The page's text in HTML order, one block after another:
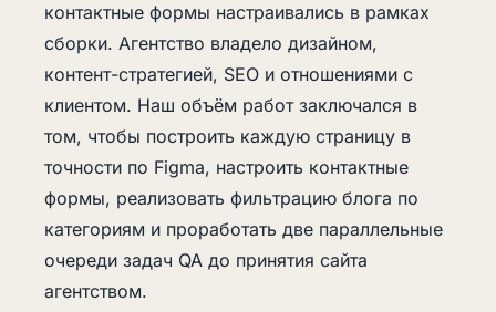
контактные формы настраивались в рамках
сборки. Агентство владело дизайном,
контент-стратегией, SEO и отношениями с
клиентом. Наш объём работ заключался в
том, чтобы построить каждую страницу в
точности по Figma, настроить контактные
формы, реализовать фильтрацию блога по
категориям и проработать две параллельные
очереди задач QA до принятия сайта
агентством.